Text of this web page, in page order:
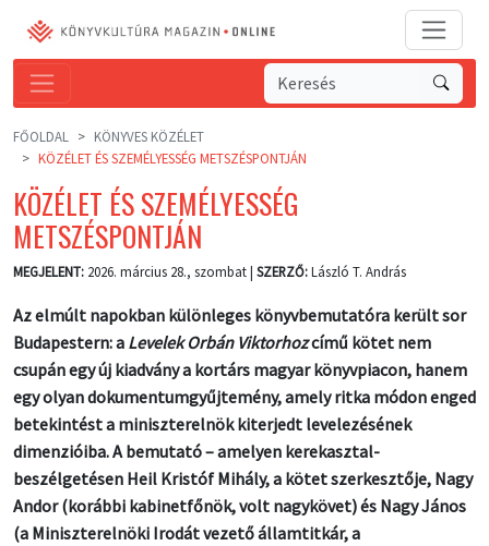
FŐOLDAL
KÖNYVES KÖZÉLET
KÖZÉLET ÉS SZEMÉLYESSÉG METSZÉSPONTJÁN
KÖZÉLET ÉS SZEMÉLYESSÉG
METSZÉSPONTJÁN
MEGJELENT: 2026. március 28., szombat | SZERZŐ:László T. András
Az elmúlt napokban különleges könyvbemutatóra került sor
Budapestern: a Levelek Orbán Viktorhozcímű kötet nem
csupán egy új kiadvány a kortárs magyar könyvpiacon, hanem
egy olyan dokumentumgyűjtemény, amely ritka módon enged
betekintést a miniszterelnök kiterjedt levelezésének
dimenzióiba. A bemutató – amelyen kerekasztal-
beszélgetésen Heil Kristóf Mihály, a kötet szerkesztője, Nagy
Andor (korábbi kabinetfőnök, volt nagykövet) és Nagy János
(a Miniszterelnöki Irodát vezető államtitkár, a